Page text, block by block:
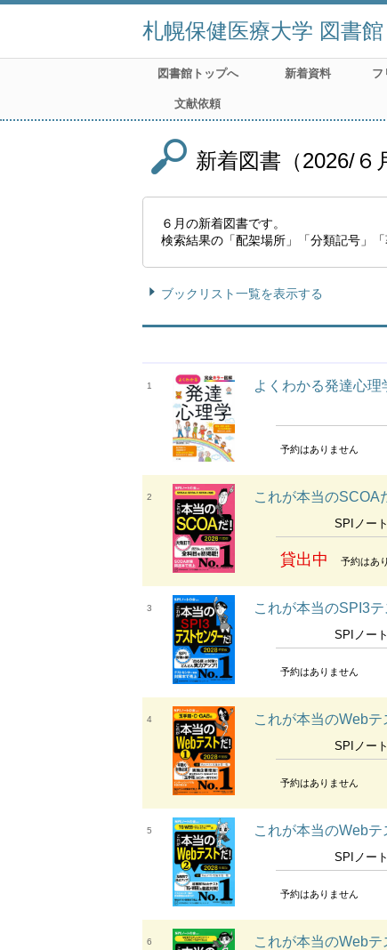
札幌保健医療大学 図書館
図書館トップへ 新着資料 フ
文献依頼
新着図書（2026/６
６月の新着図書です。
検索結果の「配架場所」「分類記号」
ブックリスト一覧を表示する
1 よくわかる発達心
予約はありません
2 これが本当のSCOA
SPIノー
貸出中 予約はあ
3 これが本当のSPI3
SPIノー
予約はありません
4 これが本当のWeb
SPIノー
予約はありません
5 これが本当のWeb
SPIノー
予約はありません
6 これが本当のWeb